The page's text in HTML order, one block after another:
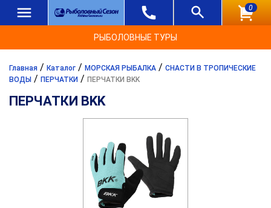
0
РЫБОЛОВНЫЕ ТУРЫ
Главная / Каталог / МОРСКАЯ РЫБАЛКА / СНАСТИ В ТРОПИЧЕСКИЕ
ВОДЫ / ПЕРЧАТКИ / ПЕРЧАТКИ BKK
ПЕРЧАТКИ BKK